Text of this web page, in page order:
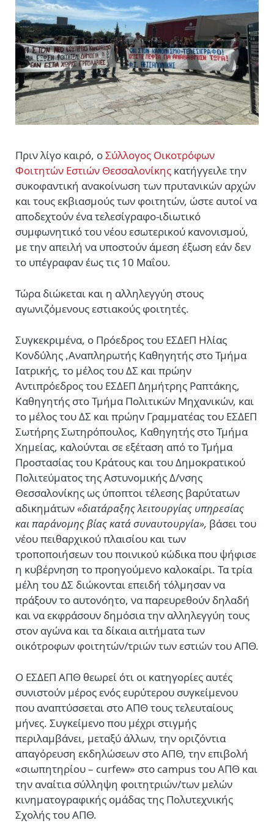
Πριν λίγο καιρό, οΣύλλογος Οικοτρόφων
Φοιτητών Εστιών Θεσσαλονίκης κατήγγειλε την
συκοφαντική ανακοίνωση των πρυτανικών αρχών
και τους εκβιασμούς των φοιτητών, ώστε αυτοί να
αποδεχτούν ένα τελεσίγραφο-ιδιωτικό
συμφωνητικό του νέου εσωτερικού κανονισμού,
με την απειλή να υποστούν άμεση έξωση εάν δεν
το υπέγραφαν έως τις 10 Μαΐου.
Τώρα διώκεται και η αλληλεγγύη στους
αγωνιζόμενους εστιακούς φοιτητές.
Συγκεκριμένα, ο Πρόεδρος του ΕΣΔΕΠ Ηλίας
Κονδύλης ,Αναπληρωτής Καθηγητής στο Τμήμα
Ιατρικής, το μέλος του ΔΣ και πρώην
Αντιπρόεδρος του ΕΣΔΕΠ Δημήτρης Ραπτάκης,
Καθηγητής στο Τμήμα Πολιτικών Μηχανικών, και
το μέλος του ΔΣ και πρώην Γραμματέας του ΕΣΔΕΠ
Σωτήρης Σωτηρόπουλος, Καθηγητής στο Τμήμα
Χημείας, καλούνται σε εξέταση από το Τμήμα
Προστασίας του Κράτους και του Δημοκρατικού
Πολιτεύματος της Αστυνομικής Δ/νσης
Θεσσαλονίκης ως ύποπτοι τέλεσης βαρύτατων
αδικημάτων«διατάραξης λειτουργίας υπηρεσίας
και παράνομης βίας κατά συναυτουργία», βάσει του
νέου πειθαρχικού πλαισίου και των
τροποποιήσεων του ποινικού κώδικα που ψήφισε
η κυβέρνηση το προηγούμενο καλοκαίρι. Τα τρία
μέλη του ΔΣ διώκονται επειδή τόλμησαν να
πράξουν το αυτονόητο, να παρευρεθούν δηλαδή
και να εκφράσουν δημόσια την αλληλεγγύη τους
στον αγώνα και τα δίκαια αιτήματα των
οικότροφων φοιτητών/τριών των εστιών του ΑΠΘ.
Ο ΕΣΔΕΠ ΑΠΘ θεωρεί ότι οι κατηγορίες αυτές
συνιστούν μέρος ενός ευρύτερου συγκείμενου
που αναπτύσσεται στο ΑΠΘ τους τελευταίους
μήνες. Συγκείμενο που μέχρι στιγμής
περιλαμβάνει, μεταξύ άλλων, την οριζόντια
απαγόρευση εκδηλώσεων στο ΑΠΘ, την επιβολή
«σιωπητηρίου – curfew» στο campus του ΑΠΘ και
την αναίτια σύλληψη φοιτητριών/των μελών
κινηματογραφικής ομάδας της Πολυτεχνικής
Σχολής του ΑΠΘ.